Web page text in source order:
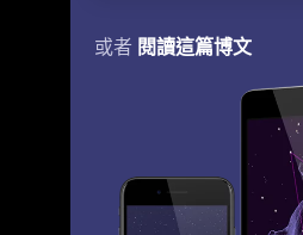
或者 閱讀這篇博文